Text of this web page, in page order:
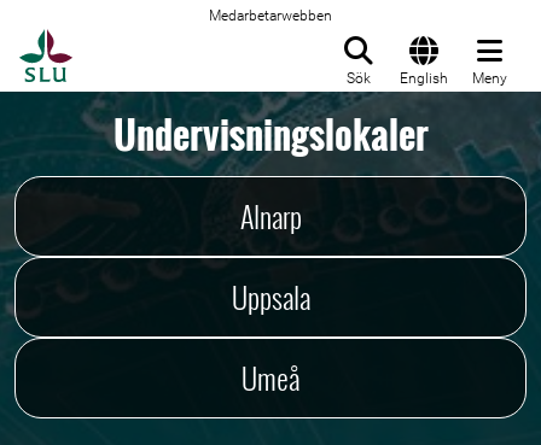
Medarbetarwebben
Sök English Meny
Undervisningslokaler
Alnarp
Uppsala
Umeå